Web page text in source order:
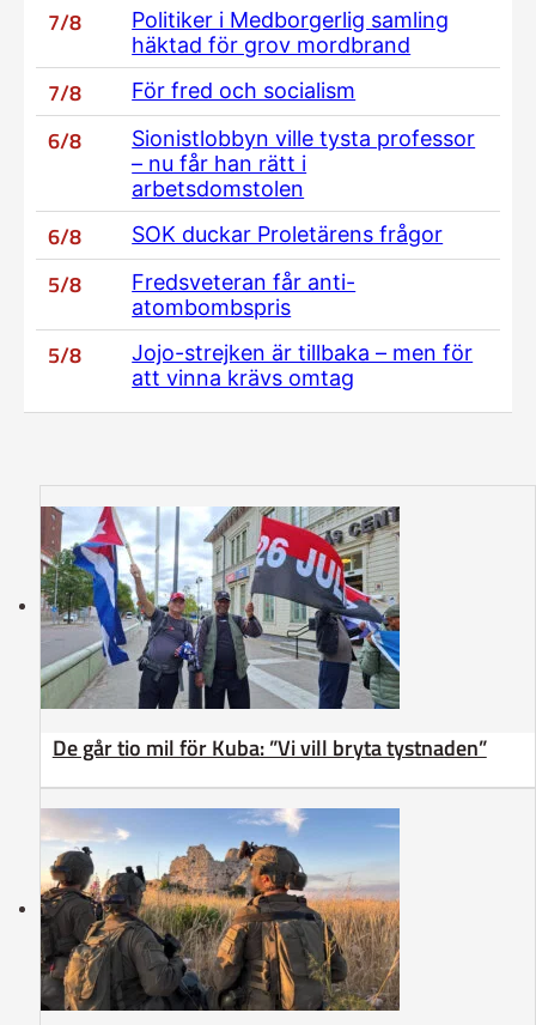
7/8
Politiker i Medborgerlig samling
häktad för grov mordbrand
7/8 För fred och socialism
6/8
Sionistlobbyn ville tysta professor
– nu får han rätt i
arbetsdomstolen
6/8 SOK duckar Proletärens frågor
5/8
Fredsveteran får anti-
atombombspris
5/8
Jojo-strejken är tillbaka – men för
att vinna krävs omtag
De går tio mil för Kuba: ”Vi vill bryta tystnaden”